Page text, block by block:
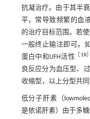
抗凝治疗。由于其半
平，常导致频繁的血
的治疗目标范围。若
一般终止输注即可。
蛋白中和UFH活性
18
良反应分为血压型、
收缩型，以上分型共
低分子肝素（
是依诺肝素）由于多